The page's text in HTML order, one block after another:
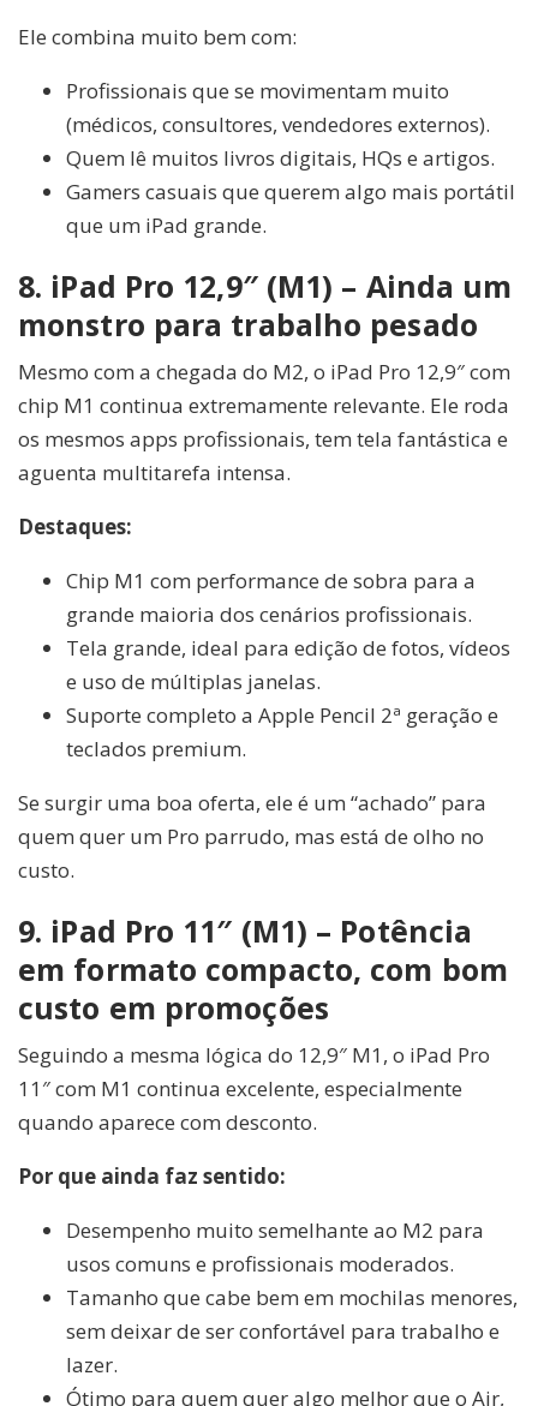
Ele combina muito bem com:
Profissionais que se movimentam muito
(médicos, consultores, vendedores externos).
Quem lê muitos livros digitais, HQs e artigos.
Gamers casuais que querem algo mais portátil
que um iPad grande.
8. iPad Pro 12,9″ (M1) – Ainda um
monstro para trabalho pesado
Mesmo com a chegada do M2, o iPad Pro 12,9″ com
chip M1 continua extremamente relevante. Ele roda
os mesmos apps profissionais, tem tela fantástica e
aguenta multitarefa intensa.
Destaques:
Chip M1 com performance de sobra para a
grande maioria dos cenários profissionais.
Tela grande, ideal para edição de fotos, vídeos
e uso de múltiplas janelas.
Suporte completo a Apple Pencil 2ª geração e
teclados premium.
Se surgir uma boa oferta, ele é um “achado” para
quem quer um Pro parrudo, mas está de olho no
custo.
9. iPad Pro 11″ (M1) – Potência
em formato compacto, com bom
custo em promoções
Seguindo a mesma lógica do 12,9″ M1, o iPad Pro
11″ com M1 continua excelente, especialmente
quando aparece com desconto.
Por que ainda faz sentido:
Desempenho muito semelhante ao M2 para
usos comuns e profissionais moderados.
Tamanho que cabe bem em mochilas menores,
sem deixar de ser confortável para trabalho e
lazer.
Ótimo para quem quer algo melhor que o Air,